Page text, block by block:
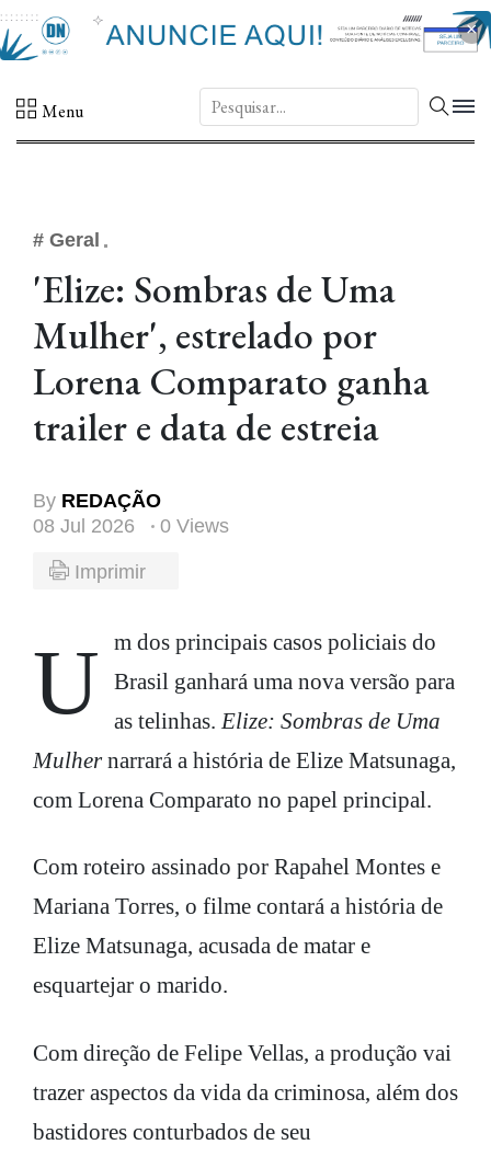
×
Menu DN.
# Geral
'Elize: Sombras de Uma
Mulher', estrelado por
Lorena Comparato ganha
trailer e data de estreia
By REDAÇÃO
08 Jul 2026
0 Views
Imprimir
Um dos principais casos policiais do
Brasil ganhará uma nova versão para
as telinhas.Elize: Sombras de Uma
Mulhernarrará a história de Elize Matsunaga,
com Lorena Comparato no papel principal.
Com roteiro assinado por Rapahel Montes e
Mariana Torres, o filme contará a história de
Elize Matsunaga, acusada de matar e
esquartejar o marido.
Com direção de Felipe Vellas, a produção vai
trazer aspectos da vida da criminosa, além dos
bastidores conturbados de seu